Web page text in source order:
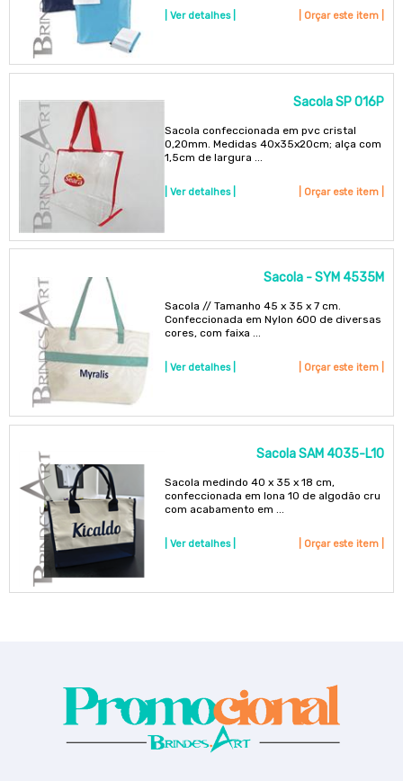
| Ver detalhes | | Orçar este item |
Sacola SP 016P
Sacola confeccionada em pvc cristal
0,20mm. Medidas 40x35x20cm; alça com
1,5cm de largura ...
| Ver detalhes | | Orçar este item |
Sacola - SYM 4535M
Sacola // Tamanho 45 x 35 x 7 cm.
Confeccionada em Nylon 600 de diversas
cores, com faixa ...
| Ver detalhes | | Orçar este item |
Sacola SAM 4035-L10
Sacola medindo 40 x 35 x 18 cm,
confeccionada em lona 10 de algodão cru
com acabamento em ...
| Ver detalhes | | Orçar este item |